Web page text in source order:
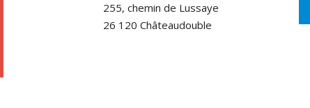
255, chemin de Lussaye
26 120 Châteaudouble